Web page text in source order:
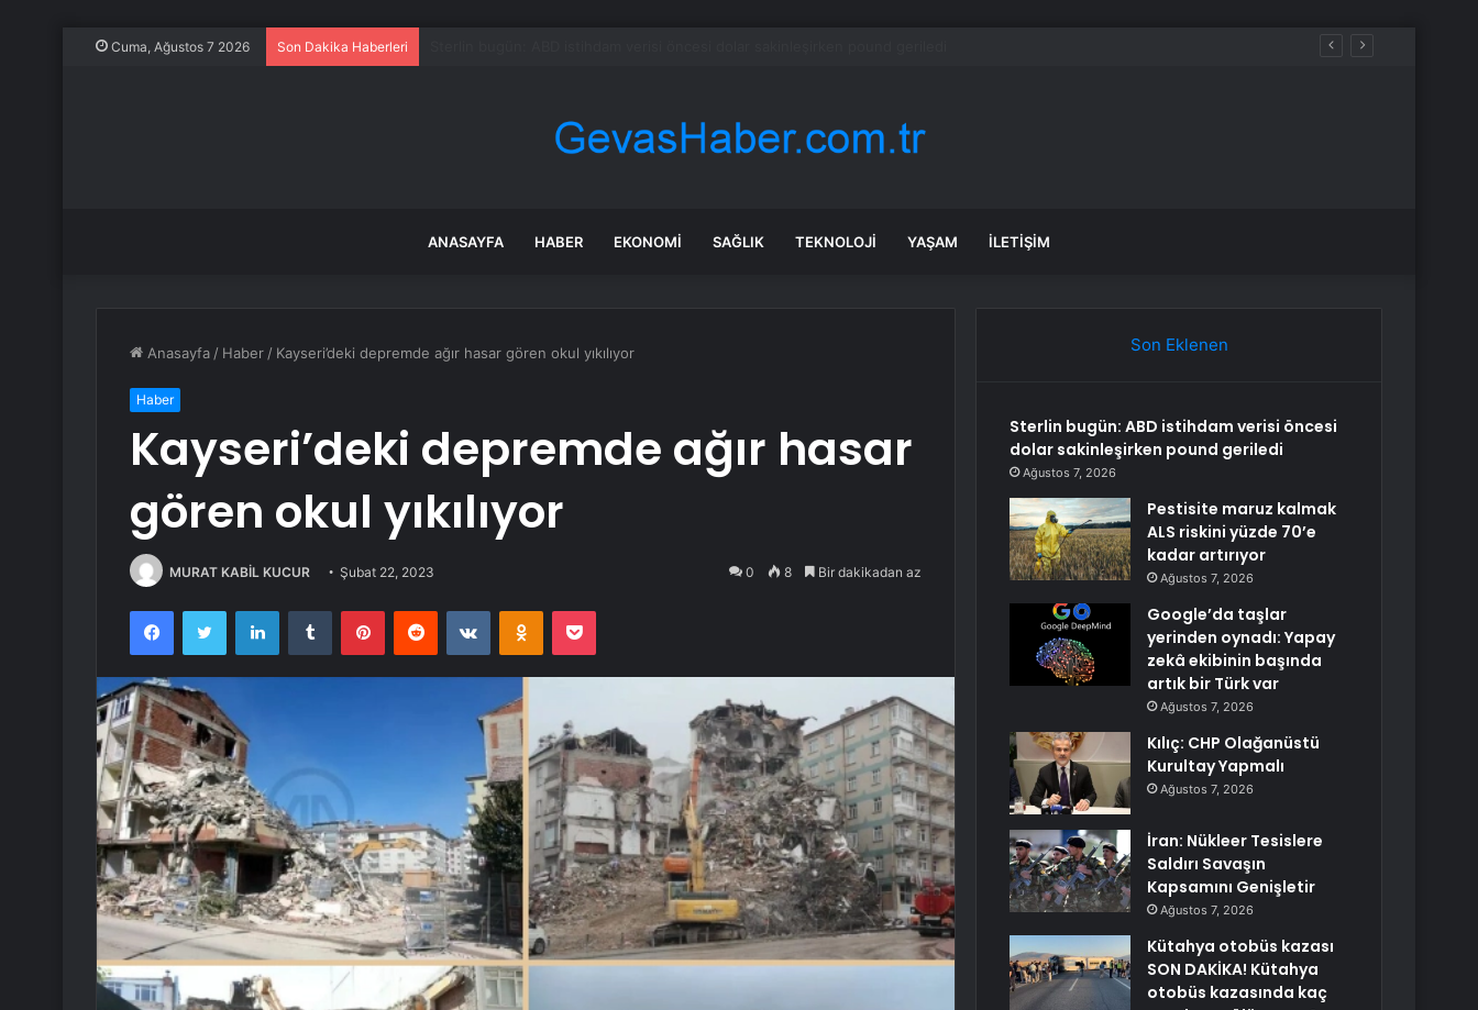
Cuma, Ağustos 7 2026 Son Dakika Haberleri
ANASAYFA HABER EKONOMI SAĞLIK TEKNOLOJI YAŞAM İLETIŞIM
Anasayfa / Haber / Kayseri’deki depremde ağır hasar gören okul yıkılıyor
Haber
Kayseri’deki depremde ağır hasar
gören okul yıkılıyor
MURAT KABİL KUCUR Şubat 22, 2023 0 8 Bir dakikadan az
FacebookTwitter LinkedInTumblr PinterestReddit VKontakteOdnoklassniki
Pocket
Son Eklenen
Sterlin bugün: ABD istihdam verisi öncesi
dolar sakinleşirken pound geriledi
Ağustos 7, 2026
Pestisite maruz kalmak
ALS riskini yüzde 70’e
kadar artırıyor
Ağustos 7, 2026
Google’da taşlar
yerinden oynadı: Yapay
zekâ ekibinin başında
artık bir Türk var
Ağustos 7, 2026
Kılıç: CHP Olağanüstü
Kurultay Yapmalı
Ağustos 7, 2026
İran: Nükleer Tesislere
Saldırı Savaşın
Kapsamını Genişletir
Ağustos 7, 2026
Kütahya otobüs kazası
SON DAKİKA! Kütahya
otobüs kazasında kaç